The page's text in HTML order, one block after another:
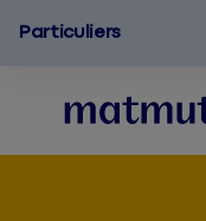
Particuliers